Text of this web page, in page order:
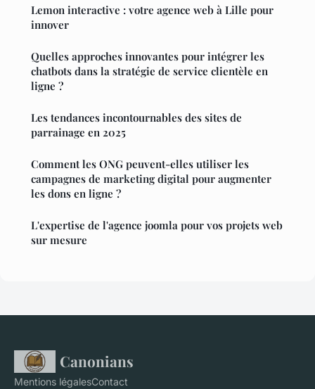
Lemon interactive : votre agence web à Lille pour
innover
Quelles approches innovantes pour intégrer les
chatbots dans la stratégie de service clientèle en
ligne ?
Les tendances incontournables des sites de
parrainage en 2025
Comment les ONG peuvent-elles utiliser les
campagnes de marketing digital pour augmenter
les dons en ligne ?
L'expertise de l'agence joomla pour vos projets web
sur mesure
Canonians
Mentions légalesContact